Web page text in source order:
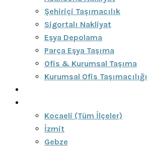
Şehiriçi Taşımacılık
Sigortalı Nakliyat
Eşya Depolama
Parça Eşya Taşıma
Ofis & Kurumsal Taşıma
Kurumsal Ofis Taşımacılığı
Kocaeli (Tüm İlçeler)
İzmit
Gebze